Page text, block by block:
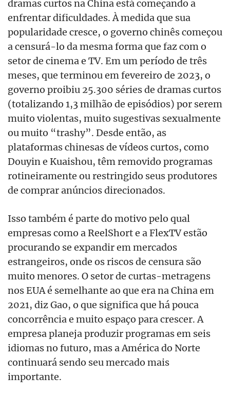
dramas curtos na China está começando a
enfrentar dificuldades. À medida que sua
popularidade cresce, o governo chinês começou
a censurá-lo da mesma forma que faz com o
setor de cinema e TV. Em um período de três
meses, que terminou em fevereiro de 2023, o
governo proibiu 25.300 séries de dramas curtos
(totalizando 1,3 milhão de episódios) por serem
muito violentas, muito sugestivas sexualmente
ou muito “trashy”. Desde então, as
plataformas chinesas de vídeos curtos, como
Douyin e Kuaishou, têm removido programas
rotineiramente ou restringido seus produtores
de comprar anúncios direcionados.
Isso também é parte do motivo pelo qual
empresas como a ReelShort e a FlexTV estão
procurando se expandir em mercados
estrangeiros, onde os riscos de censura são
muito menores. O setor de curtas-metragens
nos EUA é semelhante ao que era na China em
2021, diz Gao, o que significa que há pouca
concorrência e muito espaço para crescer. A
empresa planeja produzir programas em seis
idiomas no futuro, mas a América do Norte
continuará sendo seu mercado mais
importante.